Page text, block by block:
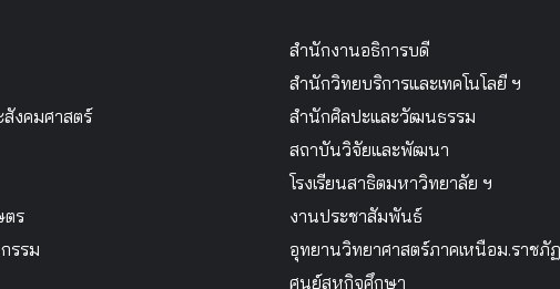
งคมศาสตร์
ตร
รรม
สำนักงานอธิการบดี
สำนักวิทยบริการและเทคโนโลยี ฯ
สำนักศิลปะและวัฒนธรรม
สถาบันวิจัยและพัฒนา
โรงเรียนสาธิตมหาวิทยาลัย ฯ
งานประชาสัมพันธ์
อุทยานวิทยาศาสตร์ภาคเหนือม.ราชภั
ศูนย์สหกิจศึกษา